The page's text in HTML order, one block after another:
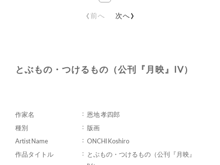
‹前へ 次へ›
とぶもの・つけるもの（公刊『月映』IV）
作家名
恩地 孝四郎
種別
版画
Artist Name
ONCHI Koshiro
作品タイトル
とぶもの・つけるもの（公刊『月映』